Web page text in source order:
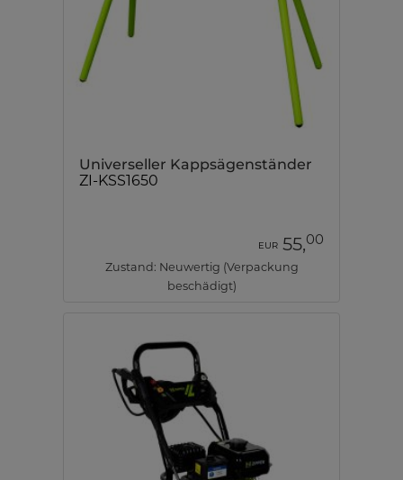
Universeller Kappsägenständer
ZI-KSS1650
EUR 55,00
Zustand: Neuwertig (Verpackung
beschädigt)